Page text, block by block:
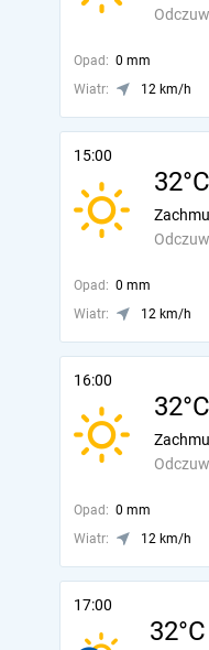
Opad: 0 mm
Wiatr:
12 km/h
15:00
32°C
Opad: 0 mm
Wiatr:
12 km/h
16:00
32°C
Opad: 0 mm
Wiatr:
12 km/h
17:00
32°C